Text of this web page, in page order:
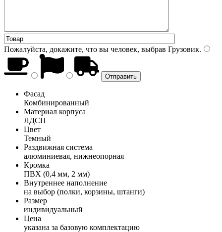
Пожалуйста, докажите, что вы человек, выбрав Грузовик.
Фасад
Комбинированный
Материал корпуса
ЛДСП
Цвет
Темный
Раздвижная система
алюминиевая, нижнеопорная
Кромка
ПВХ (0,4 мм, 2 мм)
Внутреннее наполнение
на выбор (полки, корзины, штанги)
Размер
индивидуальный
Цена
указана за базовую комплектацию